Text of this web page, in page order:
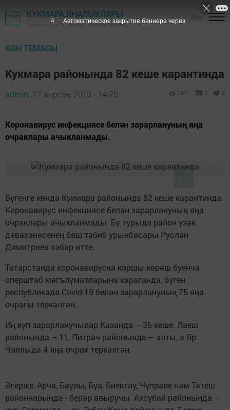
КУКМАРА ЯҢАЛЫКЛАРЫ
"Хезмәт даны" газетасы - Кукмара районы
КӨН ТЕМАСЫ
Кукмара районында 82 кеше карантинда
admin, 22 апрель 2020 - 14:20 1811 0 0
Коронавирус инфекциясе белән зарарлануның яңа
очраклары ачыкланмады.
Бүгенге көндә Кукмара районында 82 кеше карантинда.
Коронавирус инфекциясе белән зарарлануның яңа
очраклары ачыкланмады. Бу турыда район үзәк
дәваханәсенең баш табиб урынбасары Руслан
Димитриев хәбәр итте.
Татарстанда коронавируска каршы көрәш буенча
оперштаб мәгълүматларына караганда, бүген
республикада Covid-19 белән зарарлануның 75 яңа
очрагы теркәлгән.
Иң күп зарарланучылар Казанда – 35 кеше. Лаеш
районында – 11, Питрәч районында – алты, ә Яр
Чаллыда 4 яңа очрак теркәлгән.
Әгерҗе, Арча, Баулы, Буа, Биектау, Чүпрәле һәм Тәтеш
районнарында - берәр авыручы. Аксубай районында –
3 Автоматическое закрытие баннера через